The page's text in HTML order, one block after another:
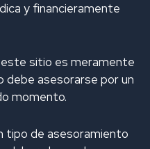
u i
y financieramente
sitio es meramente
asesorarse por un
momento.
tipo de asesoramiento